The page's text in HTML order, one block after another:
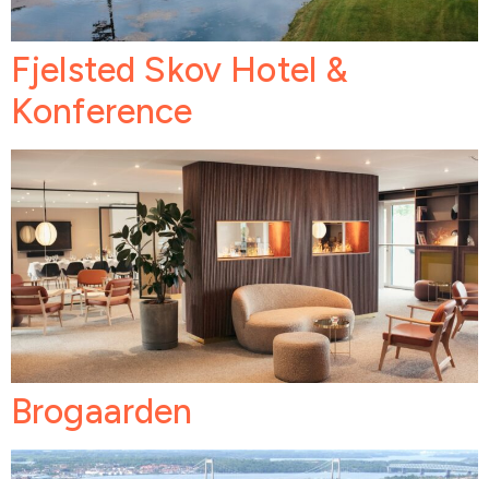
Fjelsted Skov Hotel &
Konference
Brogaarden